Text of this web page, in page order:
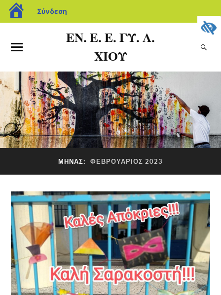
Σύνδεση
ΕΝ. Ε. Ε. ΓΥ. Λ.
ΧΙΟΥ
ΜΉΝΑΣ: ΦΕΒΡΟΥΆΡΙΟΣ 2023